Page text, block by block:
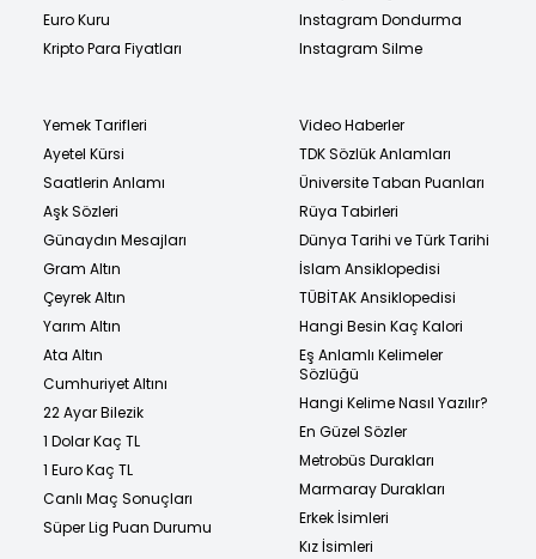
Euro Kuru
Kripto Para Fiyatları
Instagram Dondurma
Instagram Silme
Yemek Tarifleri
Ayetel Kürsi
Saatlerin Anlamı
Aşk Sözleri
Günaydın Mesajları
Gram Altın
Çeyrek Altın
Yarım Altın
Ata Altın
Cumhuriyet Altını
22 Ayar Bilezik
1 Dolar Kaç TL
1 Euro Kaç TL
Canlı Maç Sonuçları
Süper Lig Puan Durumu
Video Haberler
TDK Sözlük Anlamları
Üniversite Taban Puanları
Rüya Tabirleri
Dünya Tarihi ve Türk Tarihi
İslam Ansiklopedisi
TÜBİTAK Ansiklopedisi
Hangi Besin Kaç Kalori
Eş Anlamlı Kelimeler
Sözlüğü
Hangi Kelime Nasıl Yazılır?
En Güzel Sözler
Metrobüs Durakları
Marmaray Durakları
Erkek İsimleri
Kız İsimleri